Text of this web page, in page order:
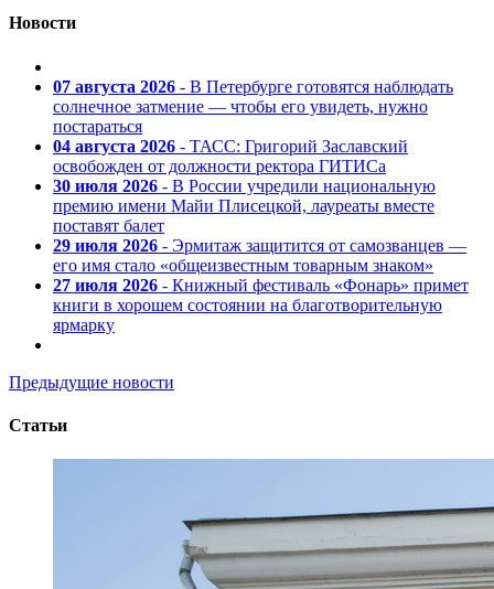
Новости
07 августа 2026 - В Петербурге готовятся наблюдать
солнечное затмение — чтобы его увидеть, нужно
постараться
04 августа 2026 - ТАСС: Григорий Заславский
освобожден от должности ректора ГИТИСа
30 июля 2026 - В России учредили национальную
премию имени Майи Плисецкой, лауреаты вместе
поставят балет
29 июля 2026 - Эрмитаж защитится от самозванцев —
его имя стало «общеизвестным товарным знаком»
27 июля 2026 - Книжный фестиваль «Фонарь» примет
книги в хорошем состоянии на благотворительную
ярмарку
Предыдущие новости
Статьи